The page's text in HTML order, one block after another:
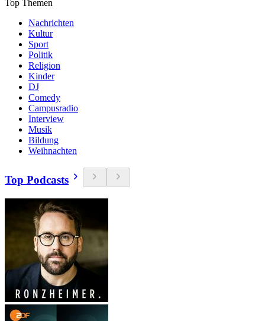
Top Themen
Nachrichten
Kultur
Sport
Politik
Religion
Kinder
DJ
Comedy
Campusradio
Interview
Musik
Bildung
Weihnachten
Top Podcasts